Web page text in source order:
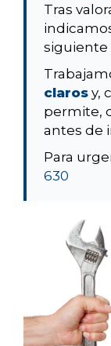
Tras
siguiente
claros y,
permite,
antes de
Para
630